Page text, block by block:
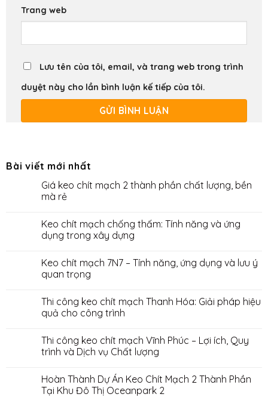
Trang web
Lưu tên của tôi, email, và trang web trong trình
duyệt này cho lần bình luận kế tiếp của tôi.
Bài viết mới nhất
Giá keo chít mạch 2 thành phần chất lượng, bền
mà rẻ
Keo chít mạch chống thấm: Tính năng và ứng
dụng trong xây dựng
Keo chít mạch 7N7 – Tính năng, ứng dụng và lưu ý
quan trọng
Thi công keo chít mạch Thanh Hóa: Giải pháp hiệu
quả cho công trình
Thi công keo chít mạch Vĩnh Phúc – Lợi ích, Quy
trình và Dịch vụ Chất lượng
Hoàn Thành Dự Án Keo Chít Mạch 2 Thành Phần
Tại Khu Đô Thị Oceanpark 2